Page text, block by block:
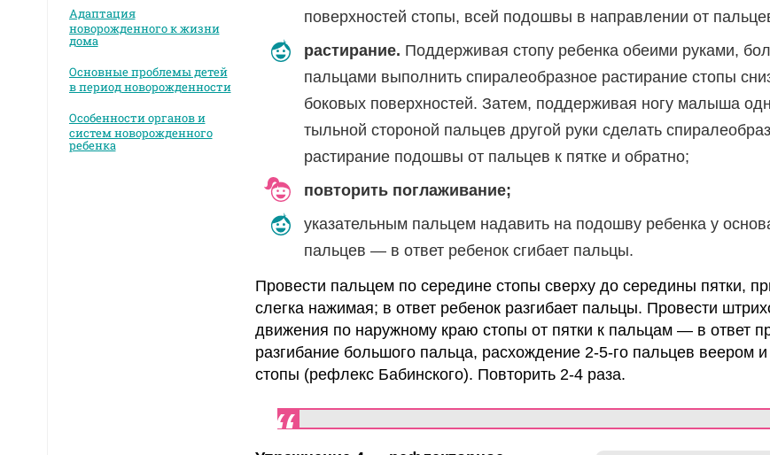
Адаптация
новорожденного к жизни
дома
Основные проблемы детей
в период новорожденности
Особенности органов и
систем новорожденного
ребенка
поверхностей стопы, всей подошвы в направлении от
растирание. Поддерживая стопу ребенка обеими руками,
пальцами выполнить спиралеобразное растирание стопы
боковых поверхностей. Затем, поддерживая ногу малыша
тыльной стороной пальцев другой руки сделать
растирание подошвы от пальцев к пятке и обратно;
повторить поглаживание;
указательным пальцем надавить на подошву ребенка у
пальцев — в ответ ребенок сгибает пальцы.
Провести пальцем по середине стопы сверху до середины пятки,
слегка нажимая; в ответ ребенок разгибает пальцы. Провести
движения по наружному краю стопы от пятки к пальцам — в ответ
разгибание большого пальца, расхождение 2-5-го пальцев веером
стопы (рефлекс Бабинского). Повторить 2-4 раза.